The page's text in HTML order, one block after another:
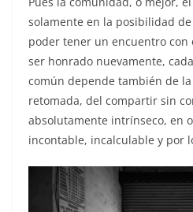
solamente en la posibilidad
poder tener un encuentro con
ser honrado nuevamente,
común depende también de
retomada, del compartir sin
absolutamente intrínseco, en
incontable, incalculable y por